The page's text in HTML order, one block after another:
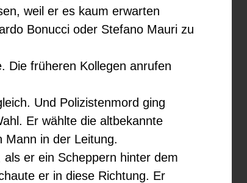
weil er es kaum erwarten
Bonucci oder Stefano Mauri zu
Die früheren Kollegen anrufen
Und Polizistenmord ging
Er wählte die altbekannte
Mann in der Leitung.
er ein Scheppern hinter dem
er in diese Richtung. Er